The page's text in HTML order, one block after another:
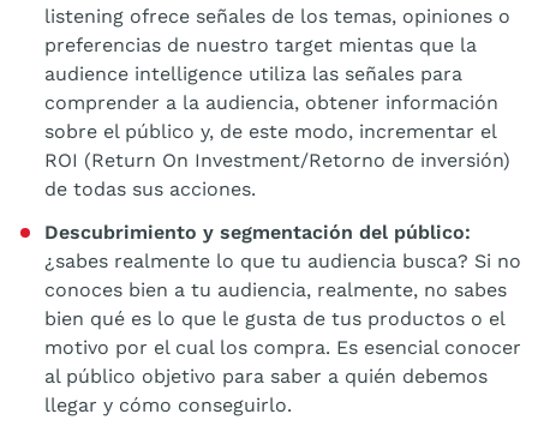
listening ofrece señales de los temas, opiniones o
preferencias de nuestro target mientas que la
audience intelligence utiliza las señales para
comprender a la audiencia, obtener información
sobre el público y, de este modo, incrementar el
ROI (Return On Investment/Retorno de inversión)
de todas sus acciones.
Descubrimiento y segmentación del público:
¿sabes realmente lo que tu audiencia busca? Si no
conoces bien a tu audiencia, realmente, no sabes
bien qué es lo que le gusta de tus productos o el
motivo por el cual los compra. Es esencial conocer
al público objetivo para saber a quién debemos
llegar y cómo conseguirlo.